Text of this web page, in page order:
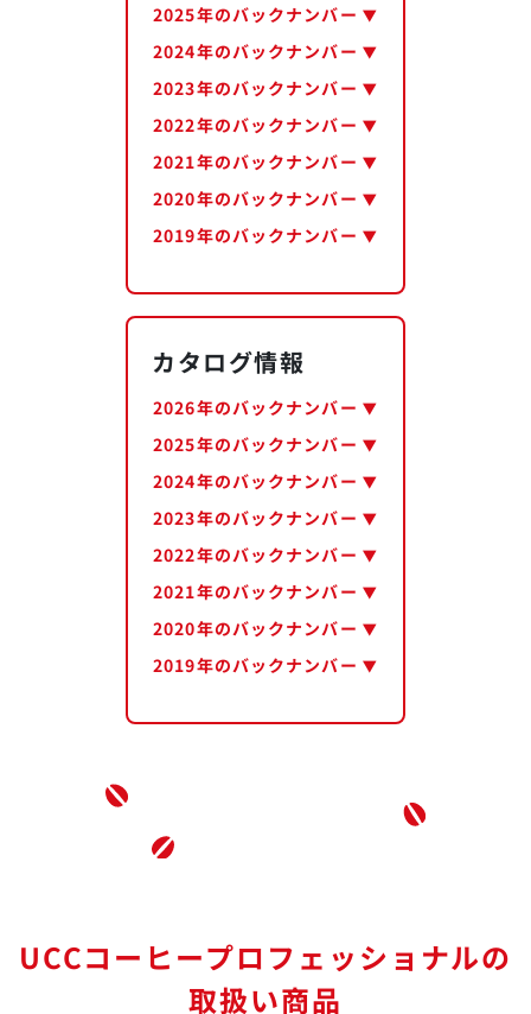
2025年のバックナンバー
2024年のバックナンバー
2023年のバックナンバー
2022年のバックナンバー
2021年のバックナンバー
2020年のバックナンバー
2019年のバックナンバー
カタログ情報
2026年のバックナンバー
2025年のバックナンバー
2024年のバックナンバー
2023年のバックナンバー
2022年のバックナンバー
2021年のバックナンバー
2020年のバックナンバー
2019年のバックナンバー
UCCコーヒープロフェッショナルの
取扱い商品